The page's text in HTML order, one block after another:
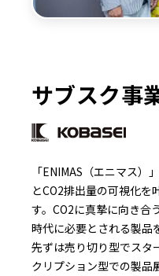
サブスク事
「ENIMAS（エニマス
とCO2排出量の可視化を
す。CO2に真摯に向き合
時代に必要とされる製品
先ずは売り切り型でスタ
クリプション型での製品